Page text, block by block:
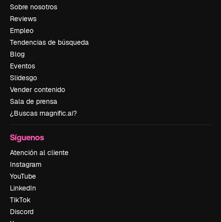
Sobre nosotros
Reviews
Empleo
Tendencias de búsqueda
Blog
Eventos
Slidesgo
Vender contenido
Sala de prensa
¿Buscas magnific.ai?
Síguenos
Atención al cliente
Instagram
YouTube
LinkedIn
TikTok
Discord